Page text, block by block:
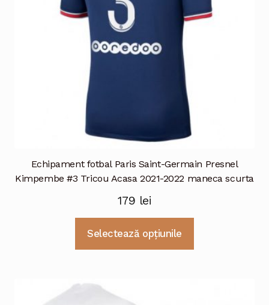
în
Echipament fotbal Paris Saint-Germain Presnel
Kimpembe #3 Tricou Acasa 2021-2022 maneca scurta
179 lei
Selectează opțiunile